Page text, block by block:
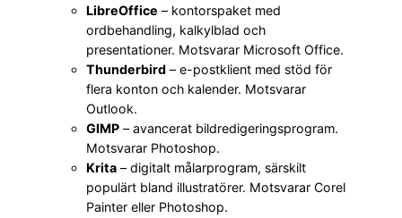
LibreOffice – kontorspaket med
ordbehandling, kalkylblad och
presentationer. Motsvarar Microsoft Office.
Thunderbird – e-postklient med stöd för
flera konton och kalender. Motsvarar
Outlook.
GIMP – avancerat bildredigeringsprogram.
Motsvarar Photoshop.
Krita – digitalt målarprogram, särskilt
populärt bland illustratörer. Motsvarar Corel
Painter eller Photoshop.